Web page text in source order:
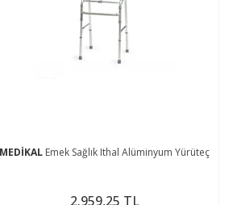
MEDİKAL Emek Sağlık Ithal Alüminyum Yürüteç
2.959,25 TL